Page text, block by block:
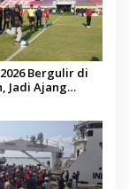
2026 Bergulir di
Jadi Ajang